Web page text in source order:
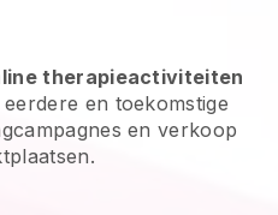
therapieactiviteiten
en toekomstige
en verkoop